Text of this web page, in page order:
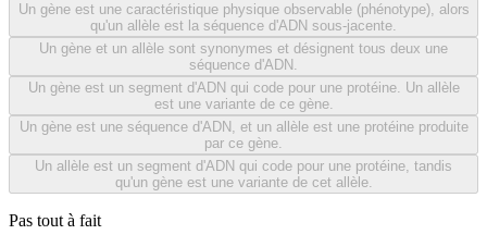
Un gène est une caractéristique physique observable (phénotype), alors
qu'un allèle est la séquence d'ADN sous-jacente.
Un gène et un allèle sont synonymes et désignent tous deux une
séquence d'ADN.
Un gène est un segment d'ADN qui code pour une protéine. Un allèle
est une variante de ce gène.
Un gène est une séquence d'ADN, et un allèle est une protéine produite
par ce gène.
Un allèle est un segment d'ADN qui code pour une protéine, tandis
qu'un gène est une variante de cet allèle.
Pas tout à fait